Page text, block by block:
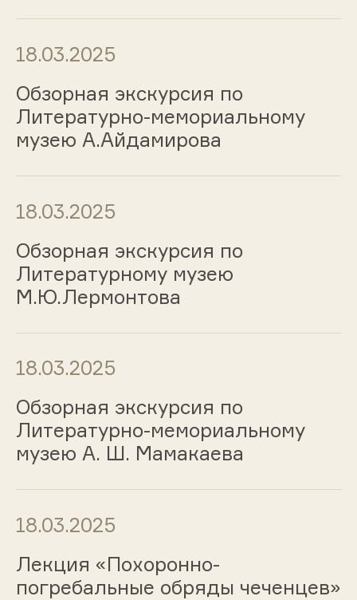
18.03.2025
Обзорная экскурсия по
Литературно-мемориальному
музею А.Айдамирова
18.03.2025
Обзорная экскурсия по
Литературному музею
М.Ю.Лермонтова
18.03.2025
Обзорная экскурсия по
Литературно-мемориальному
музею А. Ш. Мамакаева
18.03.2025
Лекция «Похоронно-
погребальные обряды чеченцев»